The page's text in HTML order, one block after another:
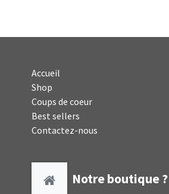
Accueil
Shop
Coups de coeur
Best sellers
Contactez-nous
Notre boutique ?